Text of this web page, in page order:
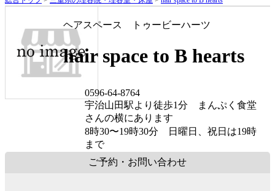
ヘアスペース トゥービーハーツ
hair space to B hearts
0596-64-8764
宇治山田駅より徒歩1分 まんぷく食堂
さんの横にあります
8時30〜19時30分 日曜日、祝日は19時
まで
ご予約・お問い合わせ